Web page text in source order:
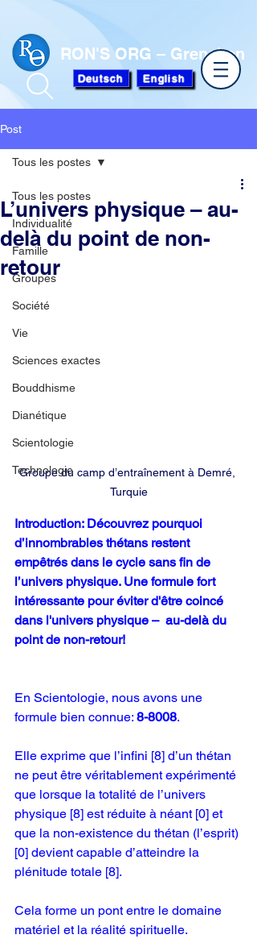
RON'S ORG – Grenchen
Deutsch English
Post
Tous les postes
Individualité
Famille
Groupes
Société
Vie
Sciences exactes
Bouddhisme
Dianétique
Scientologie
Technologie
Tous les postes
L’univers physique – au-
delà du point de non-
retour
Groupe du camp d’entraînement à Demré,
Turquie
Introduction: Découvrez pourquoi
d’innombrables thétans restent
empêtrés dans le cycle sans fin de
l’univers physique. Une formule fort
intéressante pour éviter d'être coincé
dans l'univers physique –  au-delà du
point de non-retour!
En Scientologie, nous avons une
formule bien connue: 8-8008.
Elle exprime que l’infini [8] d’un thétan
ne peut être véritablement expérimenté
que lorsque la totalité de l’univers
physique [8] est réduite à néant [0] et
que la non-existence du thétan (l’esprit)
[0] devient capable d’atteindre la
plénitude totale [8].
Cela forme un pont entre le domaine
matériel et la réalité spirituelle.